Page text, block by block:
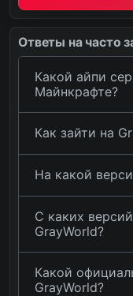
Ответы на часто
Какой айпи
Майнкрафте?
Как зайти на
На какой
С каких
GrayWorld?
Какой
GrayWorld?